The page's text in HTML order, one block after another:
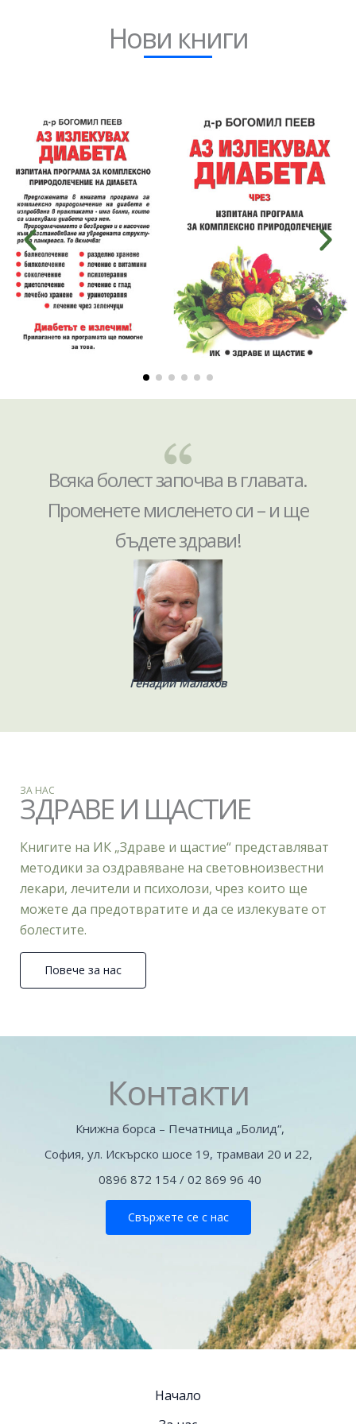
Нови книги
Всяка болест започва в главата.
Променете мисленето си – и ще
бъдете здрави!
Генадий Малахов
ЗА НАС
ЗДРАВЕ И ЩАСТИЕ
Книгите на ИК „Здраве и щастие“ представляват
методики за оздравяване на световноизвестни
лекари, лечители и психолози, чрез които ще
можете да предотвратите и да се излекувате от
болестите.
Повече за нас
Контакти
Книжна борса – Печатница „Болид“,
София, ул. Искърско шосе 19, трамваи 20 и 22,
0896 872 154 / 02 869 96 40
Свържете се с нас
Начало